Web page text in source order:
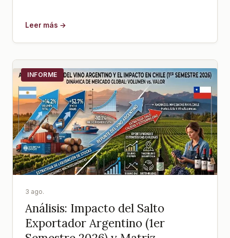
Leer más →
INFORME
3 ago.
Análisis: Impacto del Salto
Exportador Argentino (1er